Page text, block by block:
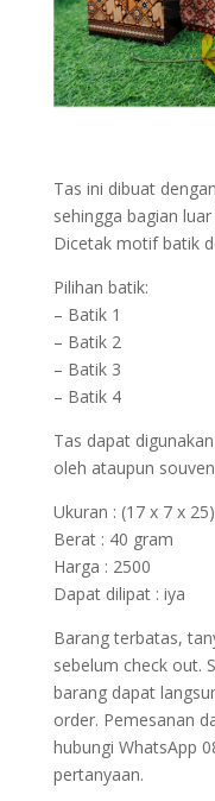
Tas ini dibuat
sehingga bagian
Dicetak motif batik
Pilihan batik:
– Batik 1
– Batik 2
– Batik 3
– Batik 4
Tas dapat
oleh ataupun
Ukuran : (17 x 7 x
Berat : 40 gram
Harga : 2500
Dapat dilipat : iya
Barang terbatas,
sebelum check out.
barang dapat
order. Pemesanan
hubungi WhatsApp
pertanyaan.